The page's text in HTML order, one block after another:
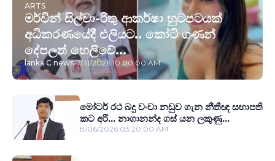
ARTS
මර්වින් සිල්වා-රිතු ආකර්ෂා හුටපටයක්
අධිකරණයේදී එලියට.. කෝටි ගණන්
දේපලත් හෙලිවේ...
lanka C news-7/31/2026 10:00:00 AM
මෝටර් රථ බදු වංචා නඩුව ගැන නීතීඥ සභාපති
කට අරී... නාගානන්ද ගස් යන ලකුණු...
8/06/2026 03:20:00 AM